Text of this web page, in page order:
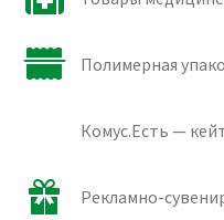
Полимерная
Комус.Есть —
Рекламно-